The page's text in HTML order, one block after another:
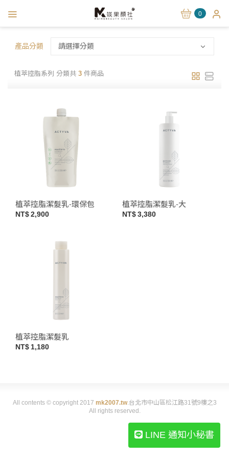
LINE 通知小秘書
0
植萃控脂系列 分類共 3 件商品
植萃控脂潔髮乳-環保包
2,900
植萃控脂潔髮乳-大
3,380
植萃控脂潔髮乳
1,180
產品分類 請選擇分類
All contents © copyright 2017 mk2007.tw.台北市中山區松江路31號9樓之3
All rights reserved.